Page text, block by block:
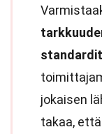
standardit
jokaisen
takaa,